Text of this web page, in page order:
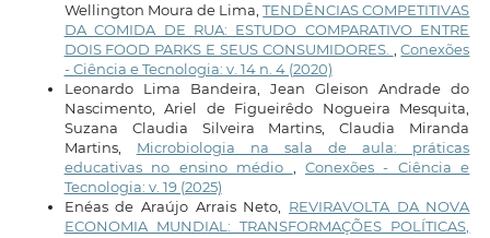
Wellington Moura de Lima,TENDÊNCIAS COMPETITIVAS
DA COMIDA DE RUA: ESTUDO COMPARATIVO ENTRE
DOIS FOOD PARKS E SEUS CONSUMIDORES. ,Conexões
- Ciência e Tecnologia: v. 14 n. 4 (2020)
Leonardo Lima Bandeira, Jean Gleison Andrade do
Nascimento, Ariel de Figueirêdo Nogueira Mesquita,
Suzana Claudia Silveira Martins, Claudia Miranda
Martins, Microbiologia na sala de aula: práticas
educativas no ensino médio , Conexões - Ciência e
Tecnologia: v. 19 (2025)
Enéas de Araújo Arrais Neto, REVIRAVOLTA DA NOVA
ECONOMIA MUNDIAL: TRANSFORMAÇÕES POLÍTICAS,